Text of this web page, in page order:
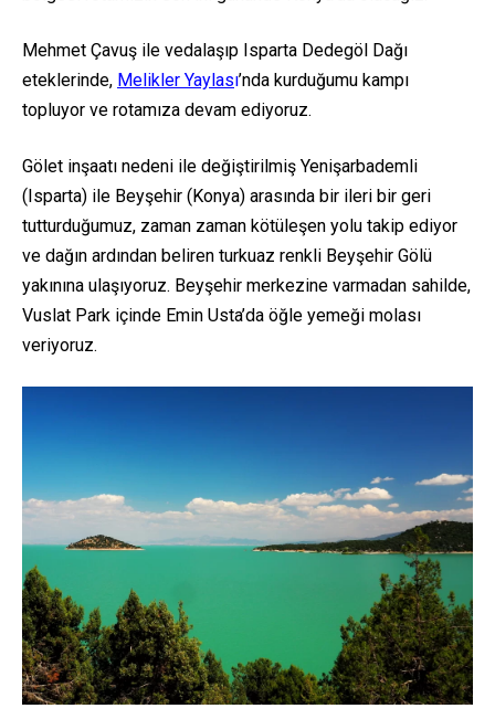
Mehmet Çavuş ile vedalaşıp Isparta Dedegöl Dağı
eteklerinde, Melikler Yaylası’nda kurduğumu kampı
topluyor ve rotamıza devam ediyoruz.
Gölet inşaatı nedeni ile değiştirilmiş Yenişarbademli
(Isparta) ile Beyşehir (Konya) arasında bir ileri bir geri
tutturduğumuz, zaman zaman kötüleşen yolu takip ediyor
ve dağın ardından beliren turkuaz renkli Beyşehir Gölü
yakınına ulaşıyoruz. Beyşehir merkezine varmadan sahilde,
Vuslat Park içinde Emin Usta’da öğle yemeği molası
veriyoruz.